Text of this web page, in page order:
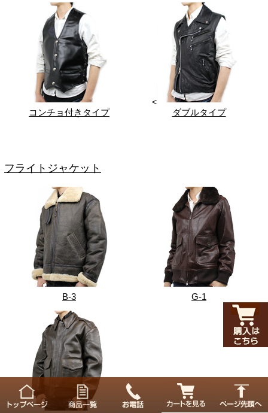
コンチョ付きタイプ
<
ダブルタイプ
フライトジャケット
B-3 G-1